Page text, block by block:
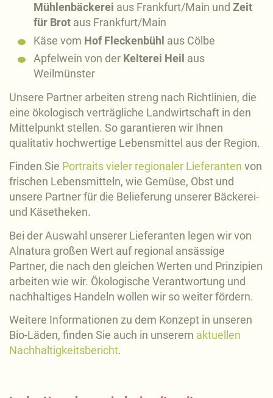
Mühlenbäckerei aus Frankfurt/Main und Zeit
für Brot aus Frankfurt/Main
Käse vom Hof Fleckenbühl aus Cölbe
Apfelwein von der Kelterei Heil aus
Weilmünster
Unsere Partner arbeiten streng nach Richtlinien, die
eine ökologisch verträgliche Landwirtschaft in den
Mittelpunkt stellen. So garantieren wir Ihnen
qualitativ hochwertige Lebensmittel aus der Region.
Finden Sie Portraits vieler regionaler Lieferanten von
frischen Lebensmitteln, wie Gemüse, Obst und
unsere Partner für die Belieferung unserer Bäckerei-
und Käsetheken.
Bei der Auswahl unserer Lieferanten legen wir von
Alnatura großen Wert auf regional ansässige
Partner, die nach den gleichen Werten und Prinzipien
arbeiten wie wir. Ökologische Verantwortung und
nachhaltiges Handeln wollen wir so weiter fördern.
Weitere Informationen zu dem Konzept in unseren
Bio-Läden, finden Sie auch in unserem aktuellen
Nachhaltigkeitsbericht.